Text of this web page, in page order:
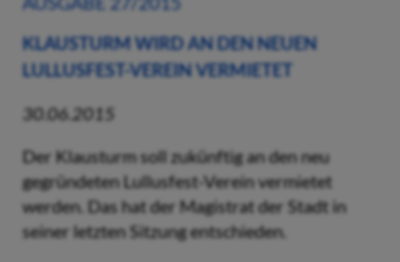
KLAUSTURM WIRD AN DEN NEUEN
LULLUSFEST-VEREIN VERMIETET
30.06.2015
Der Klausturm soll zukünftig an den neu
gegründeten Lullusfest-Verein vermietet
werden. Das hat der Magistrat der Stadt in
seiner letzten Sitzung entschieden.